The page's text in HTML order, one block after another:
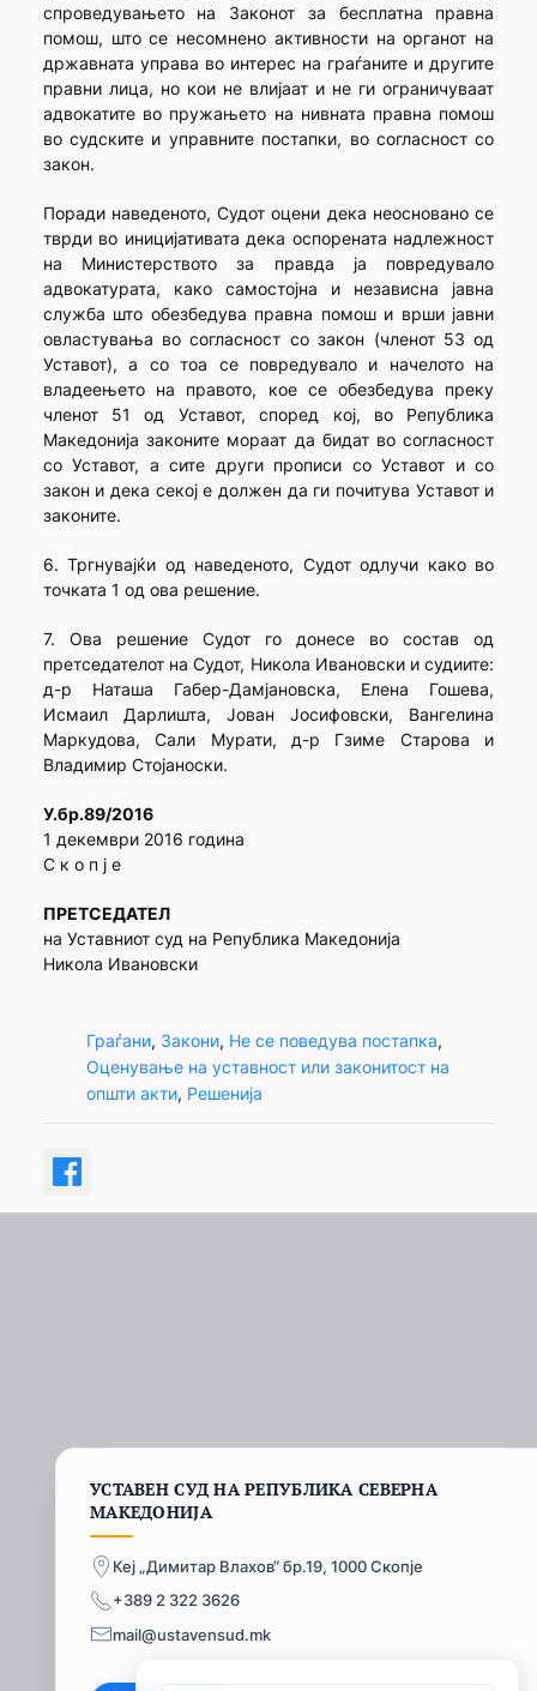
спроведувањето на Законот за бесплатна правна
помош, што се несомнено активности на органот на
државната управа во интерес на граѓаните и другите
правни лица, но кои не влијаат и не ги ограничуваат
адвокатите во пружањето на нивната правна помош
во судските и управните постапки, во согласност со
закон.
Поради наведеното, Судот оцени дека неосновано се
тврди во иницијативата дека оспорената надлежност
на Министерството за правда ја повредувало
адвокатурата, како самостојна и независна јавна
служба што обезбедува правна помош и врши јавни
овластувања во согласност со закон (членот 53 од
Уставот), а со тоа се повредувало и начелото на
владеењето на правото, кое се обезбедува преку
членот 51 од Уставот, според кој, во Република
Македонија законите мораат да бидат во согласност
со Уставот, а сите други прописи со Уставот и со
закон и дека секој е должен да ги почитува Уставот и
законите.
6. Тргнувајќи од наведеното, Судот одлучи како во
точката 1 од ова решение.
7. Ова решение Судот го донесе во состав од
претседателот на Судот, Никола Ивановски и судиите:
д-р Наташа Габер-Дамјановска, Елена Гошева,
Исмаил Дарлишта, Јован Јосифовски, Вангелина
Маркудова, Сали Мурати, д-р Гзиме Старова и
Владимир Стојаноски.
У.бр.89/2016
1 декември 2016 година
С к о п ј е
ПРЕТСЕДАТЕЛ
на Уставниот суд на Република Македонија
Никола Ивановски
Граѓани, Закони, Не се поведува постапка
Оценување на уставност или законитост на
општи акти, Решенија
УСТАВЕН СУД НА РЕПУБЛИКА СЕВЕРНА
МАКЕДОНИЈА
Кеј „Димитар Влахов“ бр.19, 1000 Скопје
+389 2 322 3626
mail@ustavensud.mk